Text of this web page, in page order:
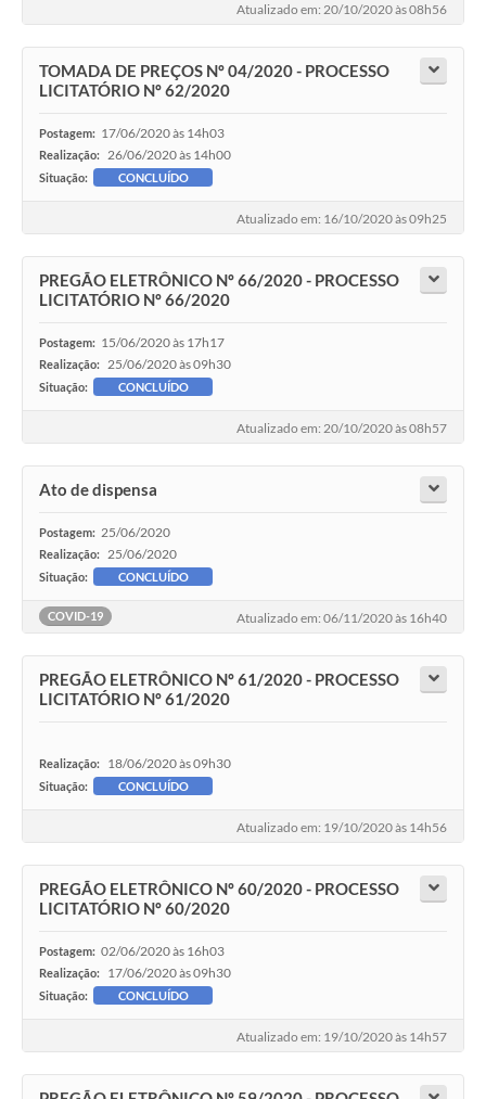
Atualizado em: 20/10/2020 às 08h56
TOMADA DE PREÇOS Nº 04/2020 - PROCESSO
LICITATÓRIO Nº 62/2020
Postagem: 17/06/2020 às 14h03
Realização: 26/06/2020 às 14h00
Situação: CONCLUÍDO
Atualizado em: 16/10/2020 às 09h25
PREGÃO ELETRÔNICO Nº 66/2020 - PROCESSO
LICITATÓRIO Nº 66/2020
Postagem: 15/06/2020 às 17h17
Realização: 25/06/2020 às 09h30
Situação: CONCLUÍDO
Atualizado em: 20/10/2020 às 08h57
Ato de dispensa
Postagem: 25/06/2020
Realização: 25/06/2020
Situação: CONCLUÍDO
COVID-19 Atualizado em: 06/11/2020 às 16h40
PREGÃO ELETRÔNICO Nº 61/2020 - PROCESSO
LICITATÓRIO Nº 61/2020
Realização: 18/06/2020 às 09h30
Situação: CONCLUÍDO
Atualizado em: 19/10/2020 às 14h56
PREGÃO ELETRÔNICO Nº 60/2020 - PROCESSO
LICITATÓRIO Nº 60/2020
Postagem: 02/06/2020 às 16h03
Realização: 17/06/2020 às 09h30
Situação: CONCLUÍDO
Atualizado em: 19/10/2020 às 14h57